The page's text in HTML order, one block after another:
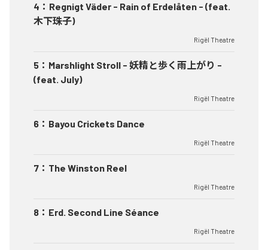
4 ： Regnigt Väder - Rain of Erdelåten - (feat.
木下珠子)
Rigël Theatre
5 ： Marshlight Stroll - 妖精と歩く雨上がり -
(feat. July)
Rigël Theatre
6 ： Bayou Crickets Dance
Rigël Theatre
7 ： The Winston Reel
Rigël Theatre
8 ： Erd. Second Line Séance
Rigël Theatre